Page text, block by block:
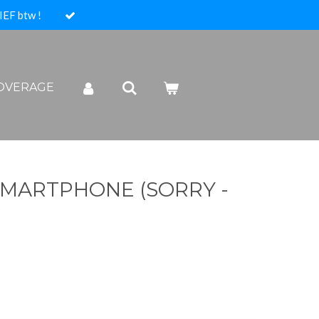
btw !
(SORRY -